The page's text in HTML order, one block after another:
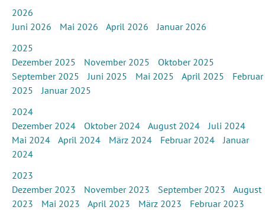
2026
Juni 2026
Mai 2026 April 2026
Januar 2026
2025
Dezember 2025
November 2025
Oktober 2025
September 2025
Juni 2025 Mai 2025 April 2025
Februar
2025
Januar 2025
2024
Dezember 2024
Oktober 2024 August 2024
Juli 2024
Mai 2024
April 2024 März 2024 Februar 2024
Januar
2024
2023
Dezember 2023
November 2023 September 2023
August
2023
Mai 2023 April 2023 März 2023
Februar 2023